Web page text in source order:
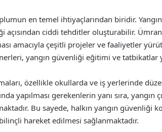
en temel ihtiyaçlarından biridir.
açısından ciddi tehditler oluşturabilir.
amacıyla çeşitli projeler ve faaliyetler
yangın güvenliği eğitimi ve tatbikatlar
özellikle okullarda ve iş yerlerinde
yapılması gerekenlerin yanı sıra, yangın
Bu sayede, halkın yangın güvenliği
hareket edilmesi sağlanmaktadır.